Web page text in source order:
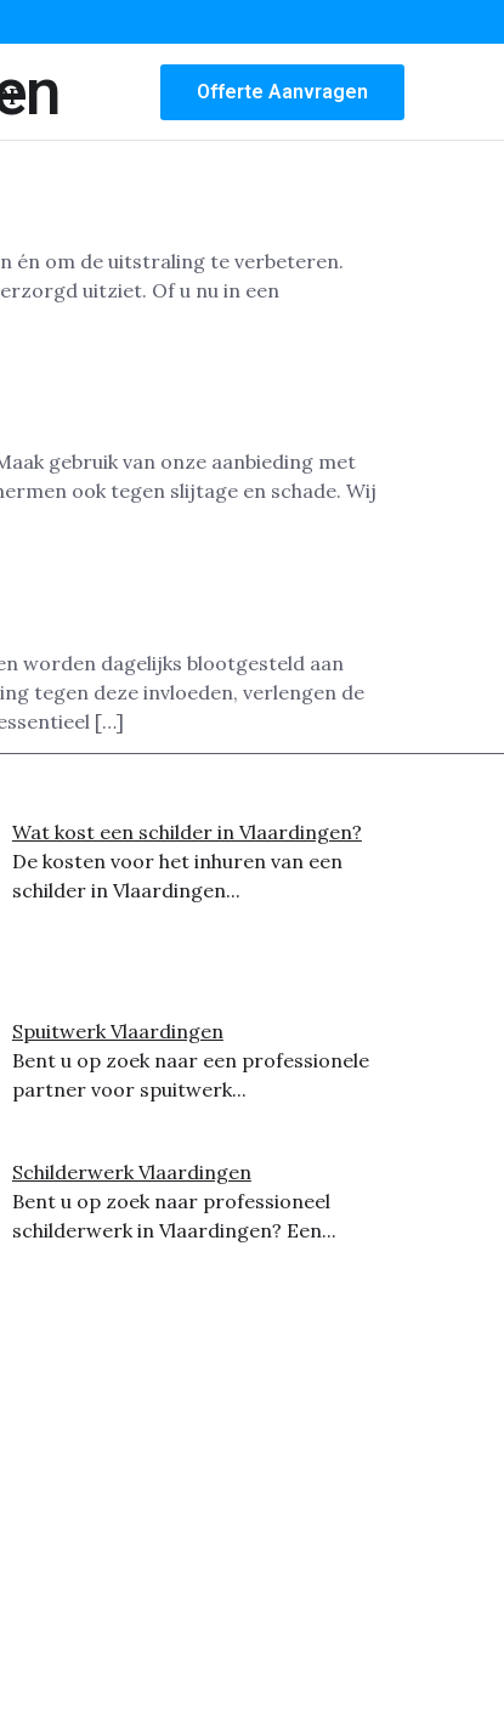
Offerte Aanvragen
én om de uitstraling te verbeteren.
uitziet. Of u nu in een
gebruik van onze aanbieding met
ook tegen slijtage en schade. Wij
worden dagelijks blootgesteld aan
tegen deze invloeden, verlengen de
[…]
Wat kost een schilder in Vlaardingen?
De kosten voor het inhuren van een
schilder in Vlaardingen...
Spuitwerk Vlaardingen
Bent u op zoek naar een professionele
partner voor spuitwerk...
Schilderwerk Vlaardingen
Bent u op zoek naar professioneel
schilderwerk in Vlaardingen? Een...